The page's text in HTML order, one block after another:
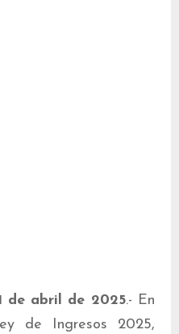
de abril de 2025.- En
de Ingresos 2025,